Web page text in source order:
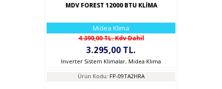
MDV FOREST 12000 BTU KLİMA
Midea Klima
4.390,00 TL. Kdv Dahil
3.295,00 TL.
Inverter Sistem Klimalar, Midea Klima
Ürün Kodu: FP-09TA2HRA